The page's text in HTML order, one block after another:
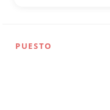
PUESTO